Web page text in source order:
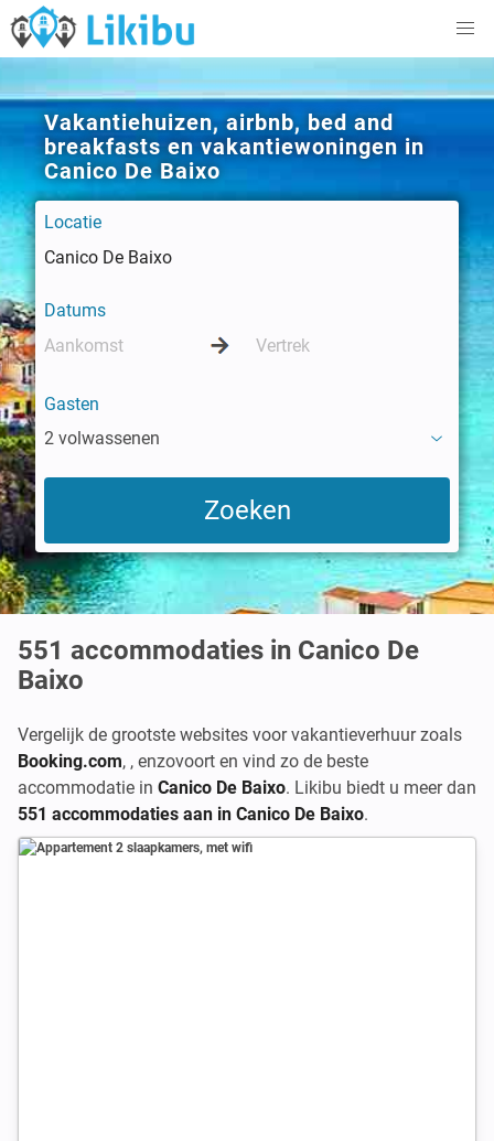
Vakantiehuizen, airbnb, bed and
breakfasts en vakantiewoningen in
Canico De Baixo
Locatie
Datums
Gasten
2 volwassenen
551 accommodaties in Canico De
Baixo
Vergelijk de grootste websites voor vakantieverhuur zoals
Booking.com, , enzovoort en vind zo de beste
accommodatie in Canico De Baixo. Likibu biedt u meer dan
551 accommodaties aan in Canico De Baixo.